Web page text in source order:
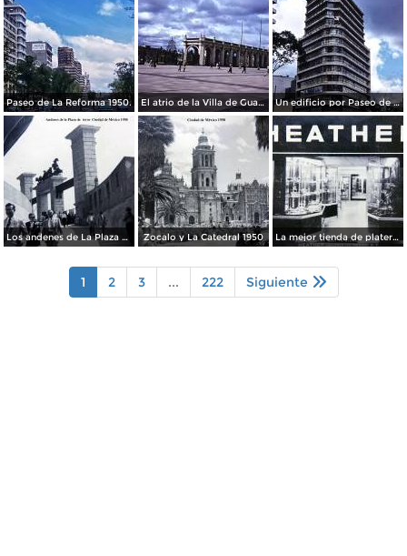
Paseo de La Reforma 1950. El atrio de la Villa de Guadalupe 1950. Un edificio por Paseo de La Reforma 1950
Los andenes de La Plaza de toros Ciudad de México 1950 Zocalo y La Catedral 1950 La mejor tienda de plateria.
1 2 3 ... 222 Siguiente